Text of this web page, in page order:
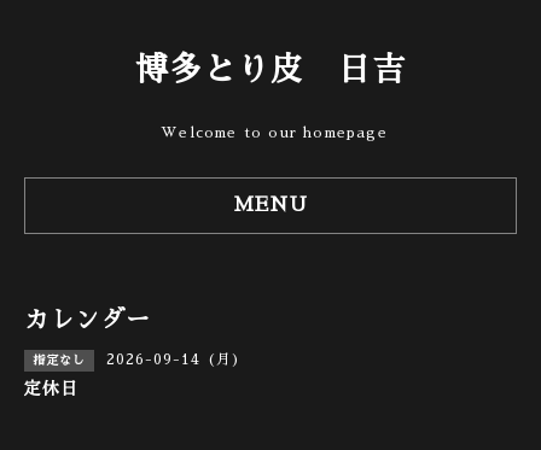
博多とり皮 日吉
Welcome to our homepage
MENU
カレンダー
指定なし 2026-09-14 (月)
定休日